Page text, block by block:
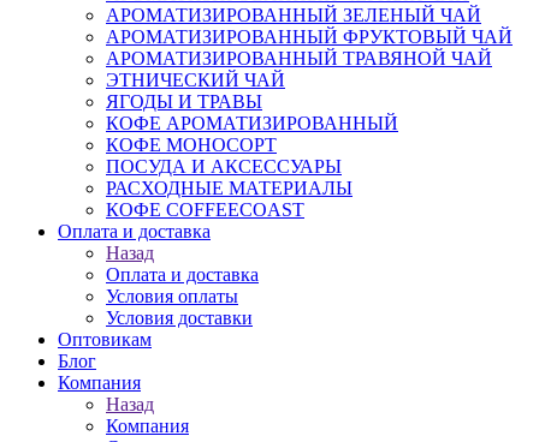
АРОМАТИЗИРОВАННЫЙ ЗЕЛЕНЫЙ ЧАЙ
АРОМАТИЗИРОВАННЫЙ ФРУКТОВЫЙ ЧАЙ
АРОМАТИЗИРОВАННЫЙ ТРАВЯНОЙ ЧАЙ
ЭТНИЧЕСКИЙ ЧАЙ
ЯГОДЫ И ТРАВЫ
КОФЕ АРОМАТИЗИРОВАННЫЙ
КОФЕ МОНОСОРТ
ПОСУДА И АКСЕССУАРЫ
РАСХОДНЫЕ МАТЕРИАЛЫ
КОФЕ COFFEECOAST
Оплата и доставка
Назад
Оплата и доставка
Условия оплаты
Условия доставки
Оптовикам
Блог
Компания
Назад
Компания